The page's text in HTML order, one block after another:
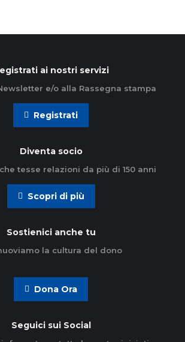
ai nostri servizi
e/o alla Rassegna stampa
Registrati
Diventa socio
tesse relazioni da più di 150 anni
Scopri di più
Sostienici anche tu
la cultura del dono
Dona Ora
Seguici sui Social